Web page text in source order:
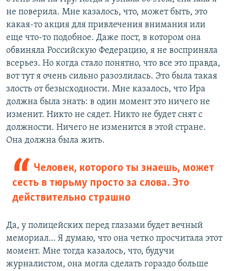
не поверила. Мне казалось, что, может быть, это
какая-то акция для привлечения внимания или
еще что-то подобное. Даже пост, в котором она
обвиняла Российскую Федерацию, я не восприняла
всерьез. Но когда стало понятно, что все это правда,
вот тут я очень сильно разозлилась. Это была такая
злость от безысходности. Мне казалось, что Ира
должна была знать: в один момент это ничего не
изменит. Никто не сядет. Никто не будет снят с
должности. Ничего не изменится в этой стране.
Она должна была жить.
Человек, которого ты знаешь, может
сесть в тюрьму просто за слова. Это
действительно страшно
Да, у полицейских перед глазами будет вечный
мемориал… Я думаю, что она четко просчитала этот
момент. Мне тогда казалось, что, будучи
журналистом, она могла сделать гораздо больше